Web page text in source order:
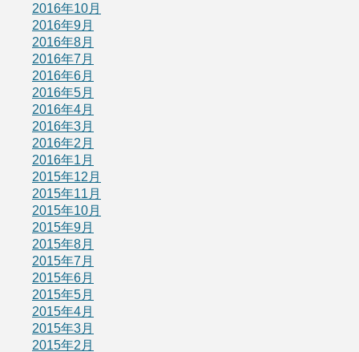
2016年10月
2016年9月
2016年8月
2016年7月
2016年6月
2016年5月
2016年4月
2016年3月
2016年2月
2016年1月
2015年12月
2015年11月
2015年10月
2015年9月
2015年8月
2015年7月
2015年6月
2015年5月
2015年4月
2015年3月
2015年2月